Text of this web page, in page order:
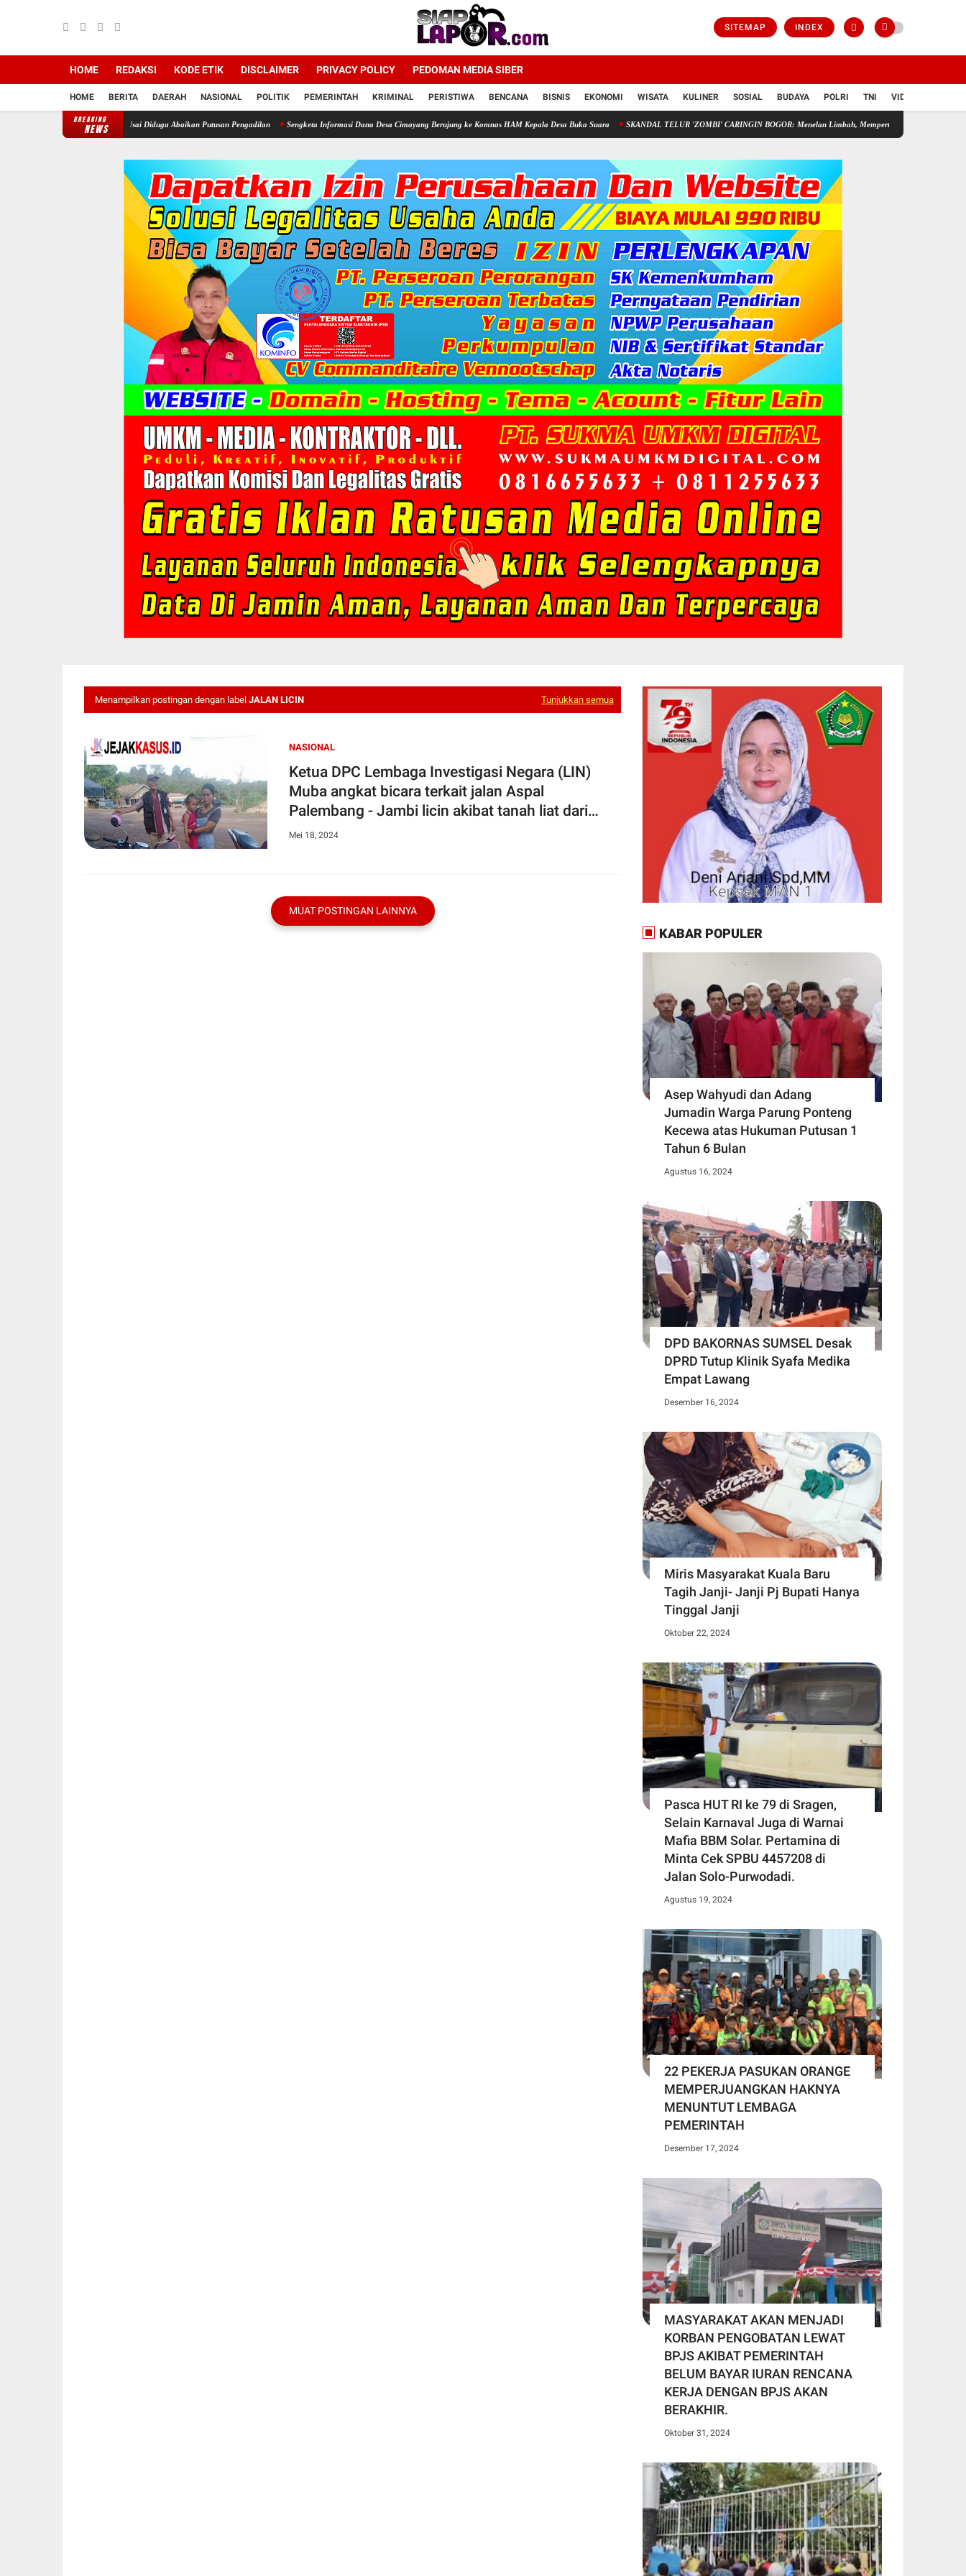
SITEMAP INDEX
HOME REDAKSI KODE ETIK DISCLAIMER PRIVACY POLICY PEDOMAN MEDIA SIBER
HOME BERITA DAERAH NASIONAL POLITIK PEMERINTAH KRIMINAL PERISTIWA BENCANA BISNIS EKONOMI WISATA KULINER SOSIAL BUDAYA POLRI TNI VIDIO
BREAKING
NEWS
Desa Cimayang Usai Diduga Abaikan Putusan Pengadilan Sengketa Informasi Dana Desa Cimayang Berujung ke Komnas HAM Kepala Desa Buka Suara SKANDAL TELUR 'ZOMBI' CARINGIN BOGOR: Menelan Limbah, Mempertaruhkan Nyawa Rakyat
Menampilkan postingan dengan label JALAN LICIN Tunjukkan semua
NASIONAL
Ketua DPC Lembaga Investigasi Negara (LIN)
Muba angkat bicara terkait jalan Aspal
Palembang - Jambi licin akibat tanah liat dari
roda- roda Dumptruk Fuso pengangkut Batu Bara
Mei 18, 2024
MUAT POSTINGAN LAINNYA
KABAR POPULER
Asep Wahyudi dan Adang
Jumadin Warga Parung Ponteng
Kecewa atas Hukuman Putusan 1
Tahun 6 Bulan
Agustus 16, 2024
DPD BAKORNAS SUMSEL Desak
DPRD Tutup Klinik Syafa Medika
Empat Lawang
Desember 16, 2024
Miris Masyarakat Kuala Baru
Tagih Janji- Janji Pj Bupati Hanya
Tinggal Janji
Oktober 22, 2024
Pasca HUT RI ke 79 di Sragen,
Selain Karnaval Juga di Warnai
Mafia BBM Solar. Pertamina di
Minta Cek SPBU 4457208 di
Jalan Solo-Purwodadi.
Agustus 19, 2024
22 PEKERJA PASUKAN ORANGE
MEMPERJUANGKAN HAKNYA
MENUNTUT LEMBAGA
PEMERINTAH
Desember 17, 2024
MASYARAKAT AKAN MENJADI
KORBAN PENGOBATAN LEWAT
BPJS AKIBAT PEMERINTAH
BELUM BAYAR IURAN RENCANA
KERJA DENGAN BPJS AKAN
BERAKHIR.
Oktober 31, 2024